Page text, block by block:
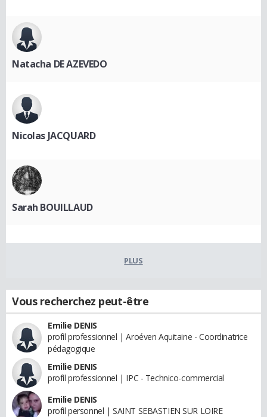
Natacha DE AZEVEDO
Nicolas JACQUARD
Sarah BOUILLAUD
PLUS
Vous recherchez peut-être
Emilie DENIS
profil professionnel | Aroéven Aquitaine - Coordinatrice
pédagogique
Emilie DENIS
profil professionnel | IPC - Technico-commercial
Emilie DENIS
profil personnel | SAINT SEBASTIEN SUR LOIRE